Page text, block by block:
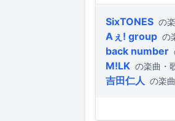
SixTONES の
Aぇ! group の
back number
M!LK の楽曲・
吉田仁人 の楽